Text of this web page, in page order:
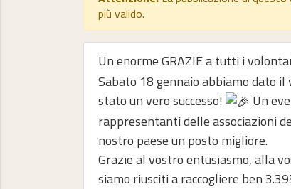
più valido.
Un enorme GRAZIE a tutti i
Sabato 18 gennaio abbiamo dato
stato un vero successo!
Un
rappresentanti delle associazioni
nostro paese un posto migliore.
Grazie al vostro entusiasmo, alla
siamo riusciti a raccogliere ben